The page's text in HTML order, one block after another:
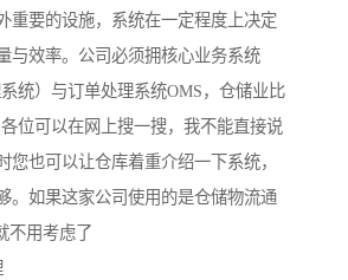
重要的设施，系统在一定程度上决定
与效率。公司必须拥核心业务系统
统）与订单处理系统OMS，仓储业比
位可以在网上搜一搜，我不能直接说
您也可以让仓库着重介绍一下系统，
。如果这家公司使用的是仓储物流通
不用考虑了